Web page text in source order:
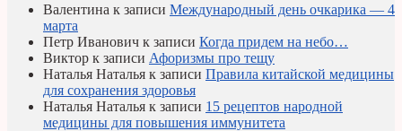
Валентина к записи Международный день очкарика — 4
марта
Петр Иванович к записи Когда придем на небо…
Виктор к записи Афоризмы про тещу
Наталья Наталья к записи Правила китайской медицины
для сохранения здоровья
Наталья Наталья к записи 15 рецептов народной
медицины для повышения иммунитета